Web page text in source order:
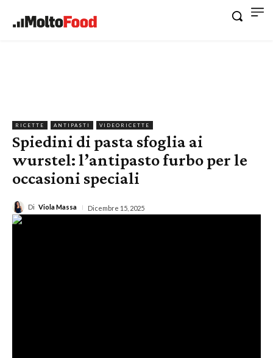
RICETTE ANTIPASTI VIDEORICETTE
Spiedini di pasta sfoglia ai
wurstel: l’antipasto furbo per le
occasioni speciali
Di Viola Massa Dicembre 15, 2025